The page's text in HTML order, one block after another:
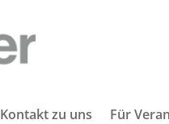
Kontakt zu uns Für